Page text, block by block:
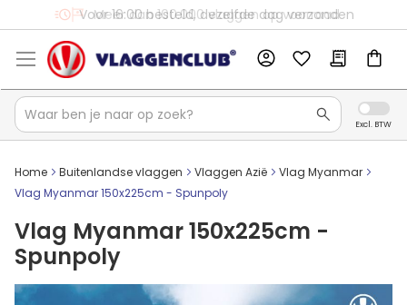
Voor 16:00 besteld, dezelfde dag verzonden
Home Buitenlandse vlaggen Vlaggen Azië
Vlag Myanmar
Vlag Myanmar 150x225cm - Spunpoly
Vlag Myanmar 150x225cm -
Spunpoly